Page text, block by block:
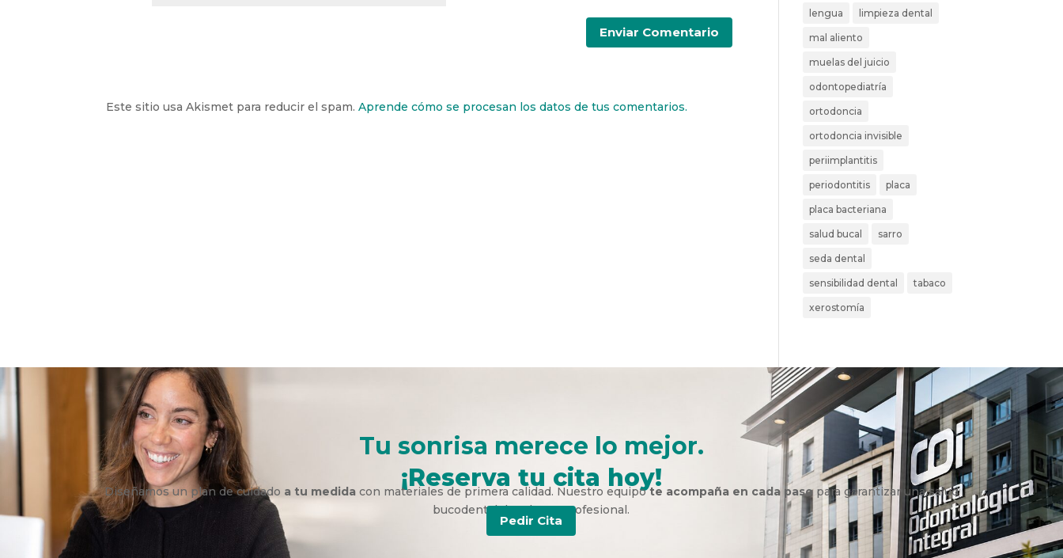
Este sitio usa Akismet para reducir el spam.Aprende cómo se procesan los datos de tus comentarios.
lengua limpieza dental
mal aliento
muelas del juicio
odontopediatría
ortodoncia
ortodoncia invisible
periimplantitis
periodontitis placa
placa bacteriana
salud bucal sarro
seda dental
sensibilidad dental tabaco
xerostomía
Tu sonrisa merece lo mejor.
¡Reserva tu cita hoy!
Diseñamos un plan de cuidado a tu medidacon materiales de primera calidad. Nuestro equipote acompaña en cada pasopara garantizar una salud
bucodental duradera y profesional.
Pedir Cita